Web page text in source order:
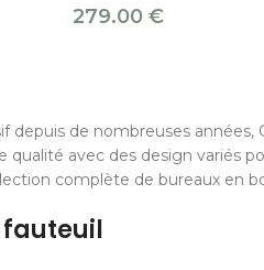
279.00 €
depuis de nombreuses années,
qualité avec des design variés
complète de bureaux en
fauteuil